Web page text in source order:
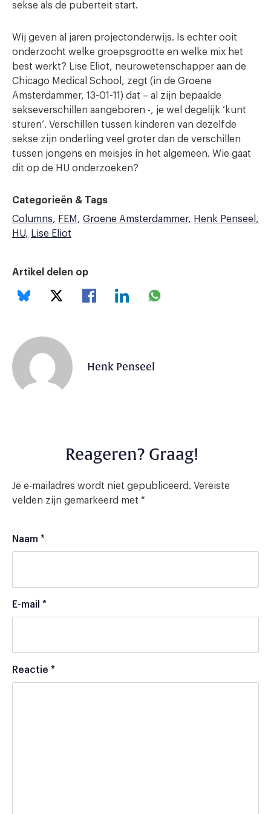
sekse als de puberteit start.
Wij geven al jaren projectonderwijs. Is echter ooit
onderzocht welke groepsgrootte en welke mix het
best werkt? Lise Eliot, neurowetenschapper aan de
Chicago Medical School, zegt (in de Groene
Amsterdammer, 13-01-11) dat – al zijn bepaalde
sekseverschillen aangeboren -, je wel degelijk ‘kunt
sturen’. Verschillen tussen kinderen van dezelfde
sekse zijn onderling veel groter dan de verschillen
tussen jongens en meisjes in het algemeen. Wie gaat
dit op de HU onderzoeken?
Categorieën & Tags
Columns
FEM Groene Amsterdammer
Henk Penseel
HU
Lise Eliot
Artikel delen op
Henk Penseel
Reageren? Graag!
Je e-mailadres wordt niet gepubliceerd. Vereiste
velden zijn gemarkeerd met *
Naam *
E-mail *
Reactie *